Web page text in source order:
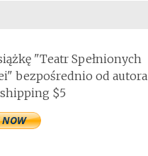
"Teatr Spełnionych
bezpośrednio od autora
$5